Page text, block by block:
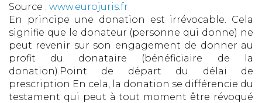
Source : www.eurojuris.fr
En principe une donation est irrévocable. Cela
signifie que le donateur (personne qui donne) ne
peut revenir sur son engagement de donner au
profit du donataire (bénéficiaire de la
donation).Point de départ du délai de
prescription En cela, la donation se différencie du
testament qui peut à tout moment être révoqué